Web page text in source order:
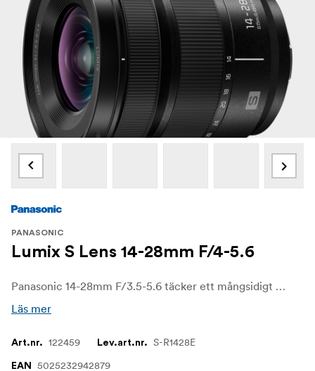
PANASONIC
Lumix S Lens 14-28mm F/4-5.6
Panasonic 14-28mm F/3.5-5.6 täcker ett mångsidigt utbud av vidvinkelbrännvidder och är en flexibel zoom som är idealisk för dynamiska landskapsbilder, stadsbilder och interiörfotografering. Dess kompakta design gör det till ett mångsidigt objektiv som är lika bra för fotografering som för att filma vloggar.
Läs mer
Art.nr. 122459 Lev.art.nr. S-R1428E
EAN 5025232942879